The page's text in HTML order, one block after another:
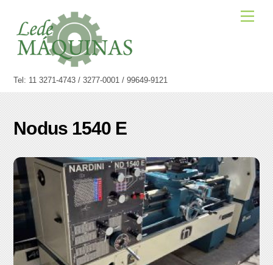
content
Tel: 11 3271-4743 / 3277-0001 / 99649-9121
Nodus 1540 E